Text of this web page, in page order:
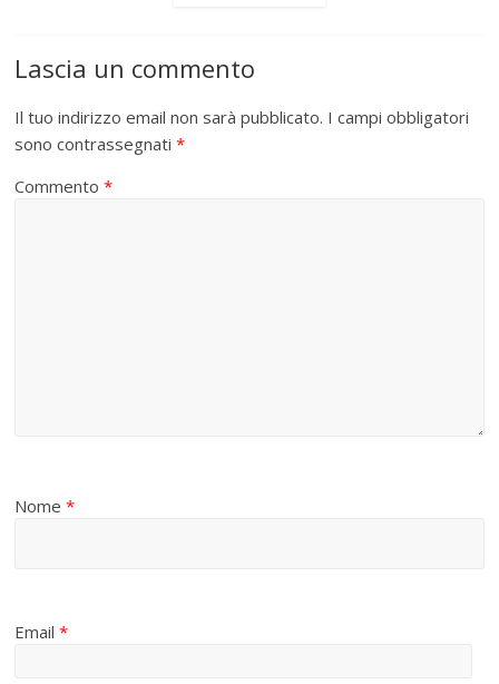
Lascia un commento
Il tuo indirizzo email non sarà pubblicato. I campi obbligatori
sono contrassegnati*
Commento*
Nome*
Email*